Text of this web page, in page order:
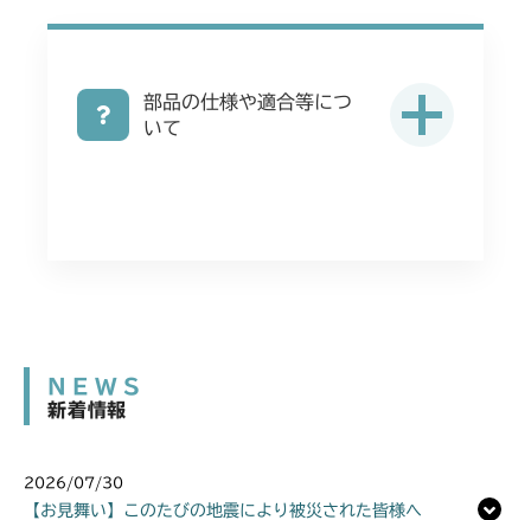
部品の仕様や適合等につ
いて
NEWS
新着情報
2026/07/30
【お見舞い】このたびの地震により被災された皆様へ